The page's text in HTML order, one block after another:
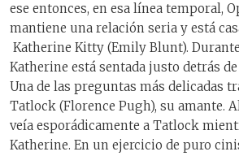
ese entonces, en esa línea temporal,
mantiene una relación seria y está
Katherine Kitty (Emily Blunt).
Katherine está sentada justo detrás
Una de las preguntas más delicadas
Tatlock (Florence Pugh), su amante.
veía esporádicamente a Tatlock
Katherine. En un ejercicio de puro